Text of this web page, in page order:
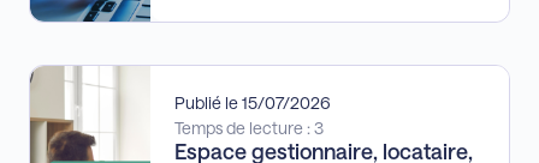
Publié le 15/07/2026
Temps de lecture : 3
Espace gestionnaire, locataire,